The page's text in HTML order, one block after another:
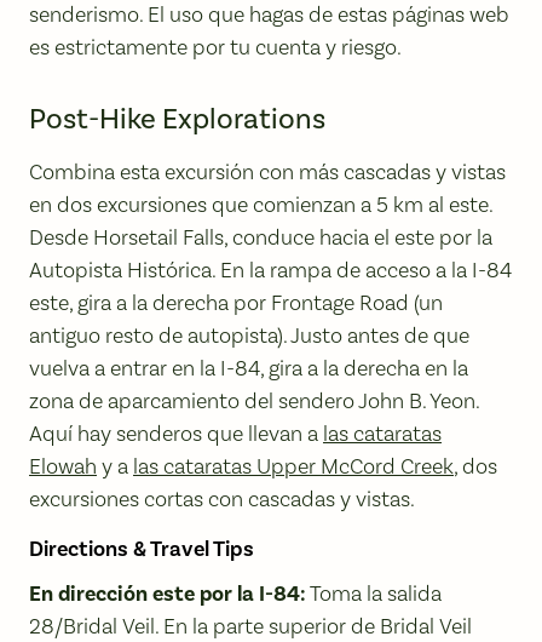
senderismo. El uso que hagas de estas páginas web
es estrictamente por tu cuenta y riesgo.
Post-Hike Explorations
Combina esta excursión con más cascadas y vistas
en dos excursiones que comienzan a 5 km al este.
Desde Horsetail Falls, conduce hacia el este por la
Autopista Histórica. En la rampa de acceso a la I-84
este, gira a la derecha por Frontage Road (un
antiguo resto de autopista). Justo antes de que
vuelva a entrar en la I-84, gira a la derecha en la
zona de aparcamiento del sendero John B. Yeon.
Aquí hay senderos que llevan a las cataratas
Elowah y a las cataratas Upper McCord Creek, dos
excursiones cortas con cascadas y vistas.
Directions & Travel Tips
En dirección este por la I-84:Toma la salida
28/Bridal Veil. En la parte superior de Bridal Veil